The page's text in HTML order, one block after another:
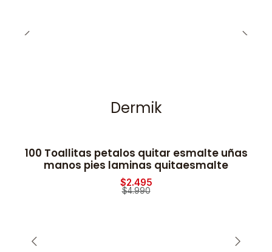
Dermik
-50% OFF
100 Toallitas petalos quitar esmalte uñas
manos pies laminas quitaesmalte
$2.495
$4.990